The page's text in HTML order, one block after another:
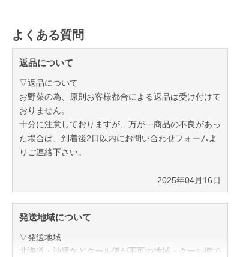
よくある質問
返品について
▽返品について
お野菜の為、原則お客様都合による返品は受け付けて
おりません。
十分に注意しておりますが、万が一商品の不良があっ
た場合は、到着後2日以内にお問い合わせフォームよ
りご連絡下さい。
2025年04月16日
発送地域について
▽発送地域
北海道・沖縄などクール便が不可の地域・クール便で